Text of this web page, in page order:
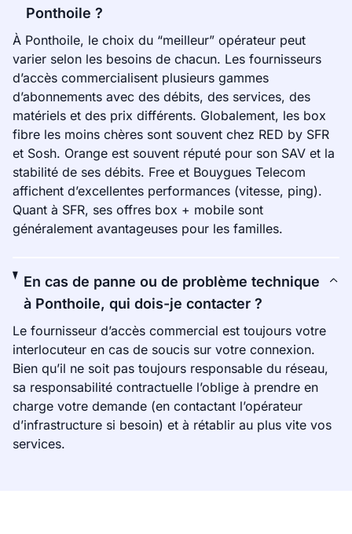
Ponthoile ?
À Ponthoile, le choix du “meilleur” opérateur peut
varier selon les besoins de chacun. Les fournisseurs
d’accès commercialisent plusieurs gammes
d’abonnements avec des débits, des services, des
matériels et des prix différents. Globalement, les box
fibre les moins chères sont souvent chez RED by SFR
et Sosh. Orange est souvent réputé pour son SAV et la
stabilité de ses débits. Free et Bouygues Telecom
affichent d’excellentes performances (vitesse, ping).
Quant à SFR, ses offres box + mobile sont
généralement avantageuses pour les familles.
En cas de panne ou de problème technique
à Ponthoile, qui dois-je contacter ?
Le fournisseur d’accès commercial est toujours votre
interlocuteur en cas de soucis sur votre connexion.
Bien qu’il ne soit pas toujours responsable du réseau,
sa responsabilité contractuelle l’oblige à prendre en
charge votre demande (en contactant l’opérateur
d’infrastructure si besoin) et à rétablir au plus vite vos
services.